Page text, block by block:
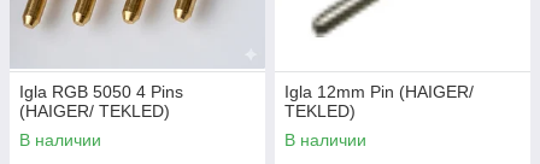
Igla RGB 5050 4 Pins
(HAIGER/ TEKLED)
В наличии
Igla 12mm Pin (HAIGER/
TEKLED)
В наличии